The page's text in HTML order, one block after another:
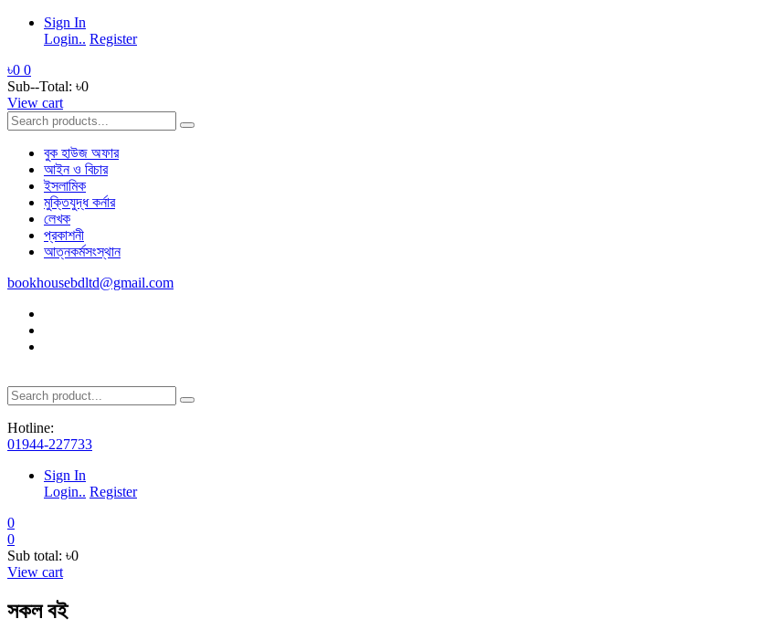
Sign In
Login.. Register
৳0 0
Sub--Total: ৳0
View cart
বুক হাউজ অফার
আইন ও বিচার
ইসলামিক
মুক্তিযুদ্ধ কর্নার
লেখক
প্রকাশনী
আত্নকর্মসংস্থান
bookhousebdltd@gmail.com
Hotline:
01944-227733
Sign In
Login.. Register
0
0
Sub total: ৳0
View cart
সকল বই